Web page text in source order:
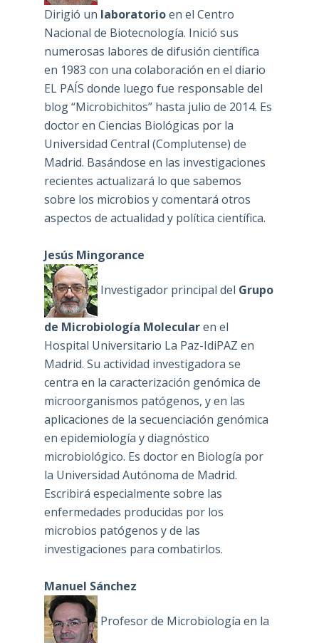
Dirigió un laboratorioen el Centro
Nacional de Biotecnología. Inició sus
numerosas labores de difusión científica
en 1983 con una colaboración en el diario
EL PAÍS donde luego fue responsable del
blog “Microbichitos” hasta julio de 2014. Es
doctor en Ciencias Biológicas por la
Universidad Central (Complutense) de
Madrid. Basándose en las investigaciones
recientes actualizará lo que sabemos
sobre los microbios y comentará otros
aspectos de actualidad y política científica.
Jesús Mingorance
Investigador principal del Grupo
de Microbiología Molecularen el
Hospital Universitario La Paz-IdiPAZ en
Madrid. Su actividad investigadora se
centra en la caracterización genómica de
microorganismos patógenos, y en las
aplicaciones de la secuenciación genómica
en epidemiología y diagnóstico
microbiológico. Es doctor en Biología por
la Universidad Autónoma de Madrid.
Escribirá especialmente sobre las
enfermedades producidas por los
microbios patógenos y de las
investigaciones para combatirlos.
Manuel Sánchez
Profesor de Microbiología en la